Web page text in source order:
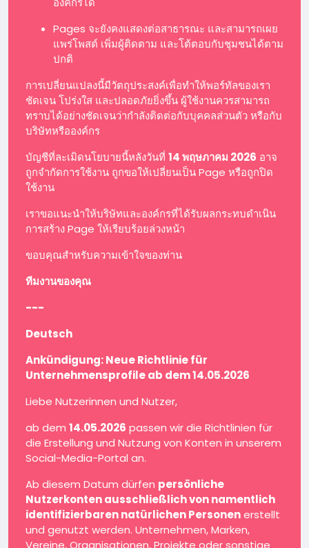
Pages จะยังคงแสดงต่อสาธารณะ และสามารถเผย
แพร่โพสต์ เพิ่มผู้ติดตาม และโต้ตอบกับชุมชนได้ตาม
ปกติ
การเปลี่ยนแปลงนี้มีวัตถุประสงค์เพื่อทำให้พอร์ทัลของเรา
ชัดเจน โปร่งใส และปลอดภัยยิ่งขึ้น ผู้ใช้งานควรสามารถ
ทราบได้อย่างชัดเจนว่ากำลังติดต่อกับบุคคลส่วนตัว หรือกับ
บริษัทหรือองค์กร
บัญชีที่ละเมิดนโยบายนี้หลังวันที่ 14 พฤษภาคม 2026 อาจ
ถูกจำกัดการใช้งาน ถูกขอให้เปลี่ยนเป็น Page หรือถูกปิด
ใช้งาน
เราขอแนะนำให้บริษัทและองค์กรที่ได้รับผลกระทบดำเนิน
การสร้าง Page ให้เรียบร้อยล่วงหน้า
ขอบคุณสำหรับความเข้าใจของท่าน
ทีมงานของคุณ
---
Deutsch
Ankündigung: Neue Richtlinie für
Unternehmensprofile ab dem 14.05.2026
Liebe Nutzerinnen und Nutzer,
ab dem 14.05.2026 passen wir die Richtlinien für
die Erstellung und Nutzung von Konten in unserem
Social-Media-Portal an.
Ab diesem Datum dürfen persönliche
Nutzerkonten ausschließlich von namentlich
identifizierbaren natürlichen Personenerstellt
und genutzt werden. Unternehmen, Marken,
Vereine, Organisationen, Projekte oder sonstige